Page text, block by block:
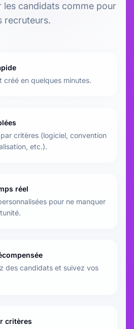
les candidats comme pour
recruteurs.
créé en quelques minutes.
critères (logiciel, convention
etc.).
réel
pour ne manquer
des candidats et suivez vos
critères